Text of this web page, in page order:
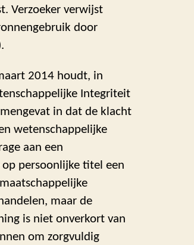
Verzoeker verwijst
door
2014 houdt, in
Integriteit
in dat de klacht
wetenschappelijke
aan een
persoonlijke titel een
maar de
is niet onverkort van
om zorgvuldig